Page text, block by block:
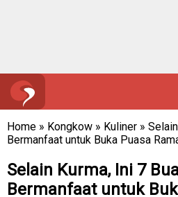
Home » Kongkow » Kuliner »
Bermanfaat untuk Buka Puasa
Selain Kurma, Ini 7
Bermanfaat untuk